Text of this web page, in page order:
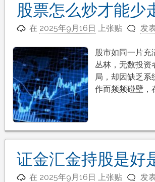
股票怎么炒才能少
在 2025年9月16日 上张贴 发
股市如同一片充
丛林，无数投资
局，却因缺乏系
作而频频碰壁，
证金汇金持股是好
在 2025年9月16日 上张贴 发